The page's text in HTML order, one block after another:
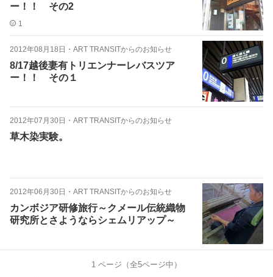
ー！！ その2
1
2012年08月18日 ・ ART TRANSITからのお知らせ
8/17越後妻有トリエンナーレバスツア
ー！！ その１
2012年07月30日 ・ ART TRANSITからのお知らせ
草木染実験。
2012年06月30日 ・ ART TRANSITからのお知らせ
カンボジア研修旅行～クメール伝統織物
研究所とさようならシェムリアップ～
1 ページ（全5ページ中）